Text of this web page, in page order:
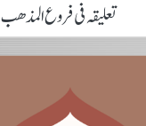
تعلیقہ فی فروع المذھب